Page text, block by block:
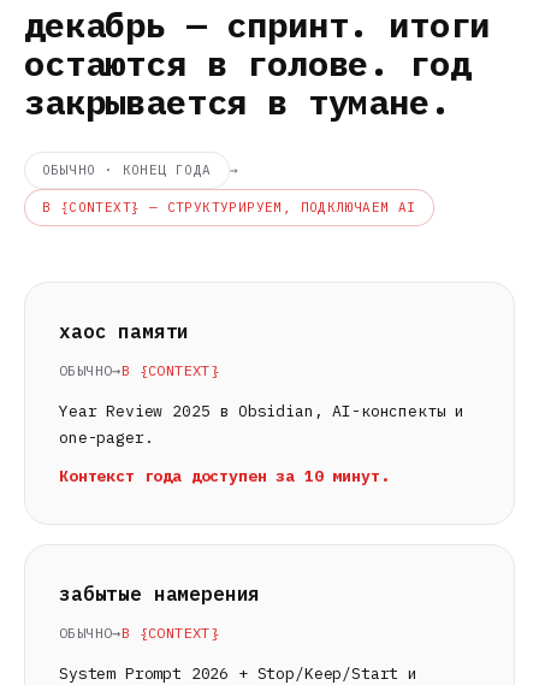
декабрь — спринт. итоги
остаются в голове. год
закрывается в тумане.
ОБЫЧНО · КОНЕЦ ГОДА →
В {CONTEXT} — СТРУКТУРИРУЕМ, ПОДКЛЮЧАЕМ AI
хаос памяти
ОБЫЧНО→В {CONTEXT}
Year Review 2025 в Obsidian, AI-конспекты и
one-pager.
Контекст года доступен за 10 минут.
забытые намерения
ОБЫЧНО→В {CONTEXT}
System Prompt 2026 + Stop/Keep/Start и